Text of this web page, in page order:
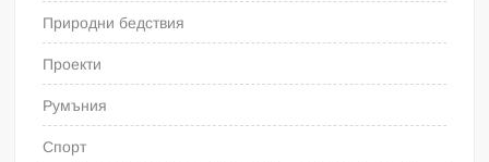
Природни бедствия
Проекти
Румъния
Спорт